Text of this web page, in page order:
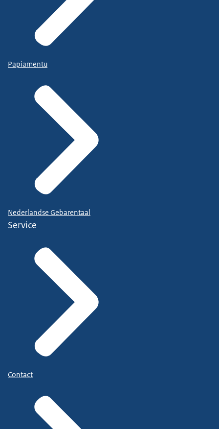
Papiamentu
Nederlandse Gebarentaal
Service
Contact